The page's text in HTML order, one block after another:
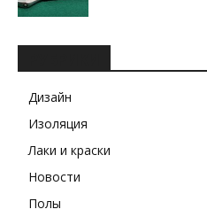
Дизайн
Изоляция
Лаки и краски
Новости
Полы